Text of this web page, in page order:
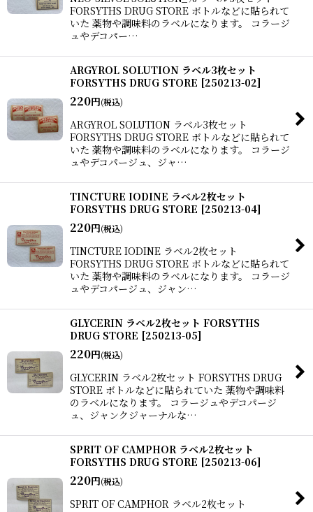
FORSYTHS DRUG STORE ボトルなどに貼られて
いた 薬物や調味料のラベルになります。 コラージ
ュやデコパー…
ARGYROL SOLUTION ラベル3枚セット
FORSYTHS DRUG STORE [250213-02]
220円(税込)
ARGYROL SOLUTION ラベル3枚セット
FORSYTHS DRUG STORE ボトルなどに貼られて
いた 薬物や調味料のラベルになります。 コラージ
ュやデコパージュ、ジャ…
TINCTURE IODINE ラベル2枚セット
FORSYTHS DRUG STORE [250213-04]
220円(税込)
TINCTURE IODINE ラベル2枚セット
FORSYTHS DRUG STORE ボトルなどに貼られて
いた 薬物や調味料のラベルになります。 コラージ
ュやデコパージュ、ジャン…
GLYCERIN ラベル2枚セット FORSYTHS
DRUG STORE [250213-05]
220円(税込)
GLYCERIN ラベル2枚セット FORSYTHS DRUG
STORE ボトルなどに貼られていた 薬物や調味料
のラベルになります。 コラージュやデコパージ
ュ、ジャンクジャーナルな…
SPRIT OF CAMPHOR ラベル2枚セット
FORSYTHS DRUG STORE [250213-06]
220円(税込)
SPRIT OF CAMPHOR ラベル2枚セット